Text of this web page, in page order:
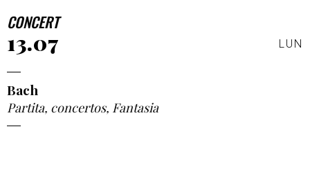
CONCERT
13.07 LUN
Bach
Partita, concertos, Fantasia